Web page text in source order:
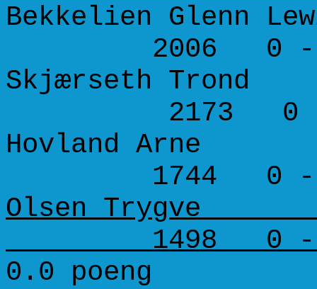
Bekkelien Glenn
2006 0 -
Skjærseth Trond
2173 0 -
Hovland Arne
1744 0 -
Olsen Trygve
1498 0 -
0.0 poeng